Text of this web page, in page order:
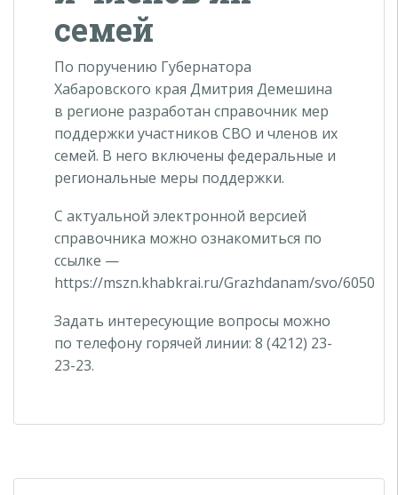
семей
По поручению Губернатора
Хабаровского края Дмитрия Демешина
в регионе разработан справочник мер
поддержки участников СВО и членов их
семей. В него включены федеральные и
региональные меры поддержки.
С актуальной электронной версией
справочника можно ознакомиться по
ссылке —
https://mszn.khabkrai.ru/Grazhdanam/svo/6050
Задать интересующие вопросы можно
по телефону горячей линии: 8 (4212) 23-
23-23.